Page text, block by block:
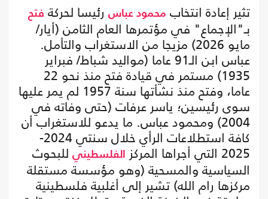
تثير إعادة انتخاب محمود عباس رئيسا لحركة فتح
بـ"الإجماع" في مؤتمرها العام الثامن (أيار/
مايو 2026) مزيجا من الاستغراب والتأمل.
عباس ابن الـ91 عاما (مواليد شباط/ فبراير
1935) مستمر في قيادة فتح منذ نحو 22
عاما، وفتح منذ نشأتها سنة 1957 لم يمر عليها
سوى رئيسين؛ ياسر عرفات (حتى وفاته في
2004) ومحمود عباس. ما يدعو للاستغراب أن
كافة استطلاعات الرأي خلال سنتي 2024-
2025 التي أجراها المركز الفلسطيني للبحوث
السياسية والمسحية (وهو مؤسسة مستقلة
مركزها رام الله) تشير إلى أغلبية فلسطينية